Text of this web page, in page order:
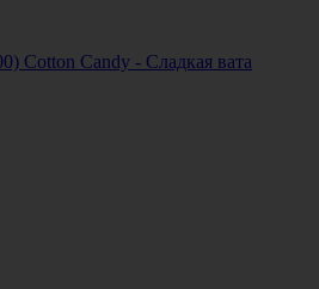
Cotton Candy - Сладкая вата